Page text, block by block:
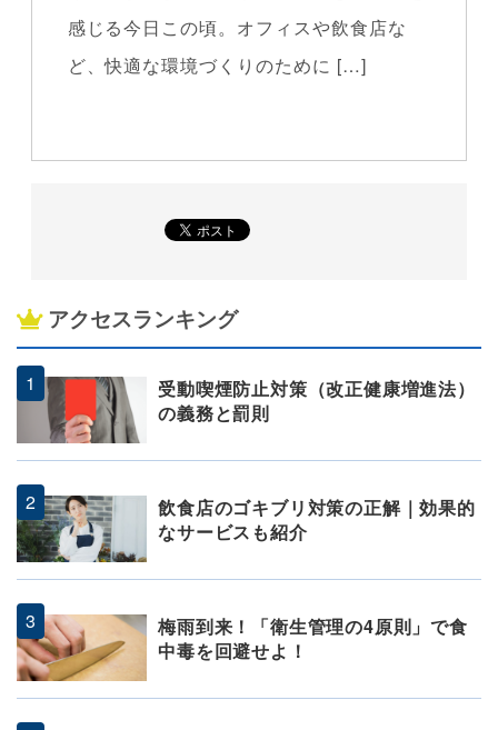
感じる今日この頃。オフィスや飲食店な
ど、快適な環境づくりのために […]
アクセスランキング
受動喫煙防止対策（改正健康増進法）
の義務と罰則
飲食店のゴキブリ対策の正解｜効果的
なサービスも紹介
梅雨到来！「衛生管理の4原則」で食
中毒を回避せよ！